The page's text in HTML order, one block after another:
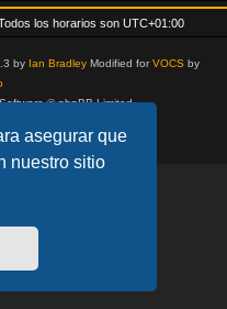
asegurar que
nuestro sitio
los horarios son UTC+01:00
by Ian BradleyModified forVOCSby
© phpBB Limited